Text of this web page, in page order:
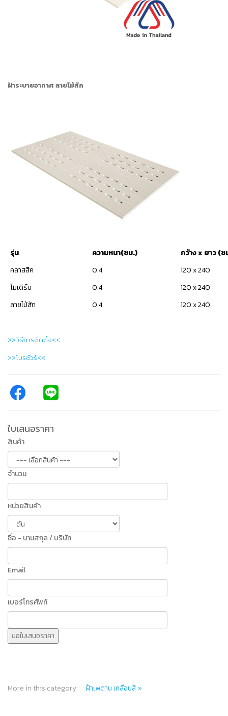
ฝ้าระบายอากาศ ลายไม้สัก
รุ่น ความหนา(ซม.) กว้างx ยาว (ซ
คลาสสิค
0.4
120 x 240
โมเดิร์น
0.4
120 x 240
ลายไม้สัก
0.4 120 x 240
>>วิธีการติดตั้ง<<
>>โบรชัวร์<<
ใบเสนอราคา
สินค้า
จำนวน
หน่วยสินค้า
ชื่อ - นามสกุล / บริษัท
Email
เบอร์โทรศัพท์
ขอใบเสนอราคา
More in this category: ฝ้าเพดาน เคลือบสี »